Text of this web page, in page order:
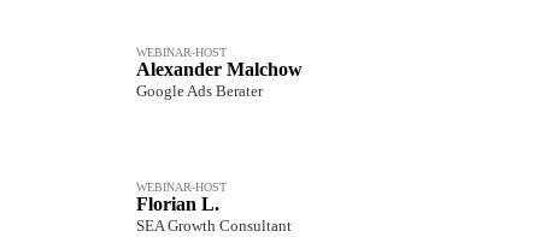
WEBINAR-HOST
Alexander Malchow
Google Ads Berater
WEBINAR-HOST
Florian L.
SEA Growth Consultant